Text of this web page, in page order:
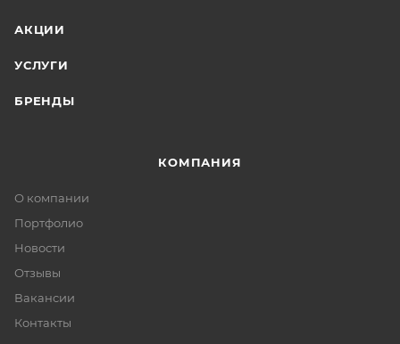
АКЦИИ
УСЛУГИ
БРЕНДЫ
КОМПАНИЯ
О компании
Портфолио
Новости
Отзывы
Вакансии
Контакты